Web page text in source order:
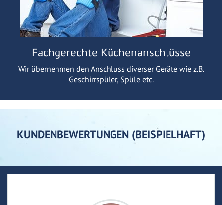
Fachgerechte Küchenanschlüsse
Wir übernehmen den Anschluss diverser Geräte wie z.B.
Geschirrspüler, Spüle etc.
KUNDENBEWERTUNGEN (BEISPIELHAFT)